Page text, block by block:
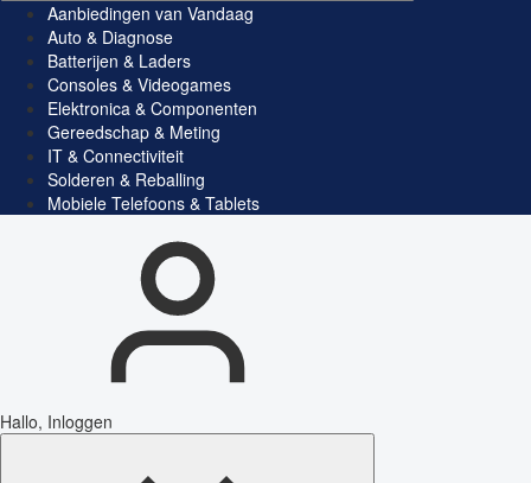
Aanbiedingen van Vandaag
Auto & Diagnose
Batterijen & Laders
Consoles & Videogames
Elektronica & Componenten
Gereedschap & Meting
IT & Connectiviteit
Solderen & Reballing
Mobiele Telefoons & Tablets
Hallo, Inloggen